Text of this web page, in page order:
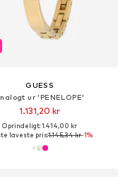
GUESS
ur 'PENELOPE'
1.131,20 kr
Oprindeligt: 1.414,00 kr
laveste pris:1.145,34 kr-1%